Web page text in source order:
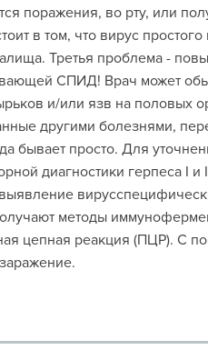
поражения, во рту, или
в том, что вирус
Третья проблема -
СПИД! Врач может
и/или язв на половых
другими болезнями,
бывает просто. Для
диагностики герпеса I и
методы
цепная реакция (ПЦР). С